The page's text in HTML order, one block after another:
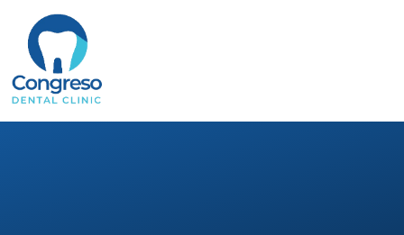
Saltar
contenido